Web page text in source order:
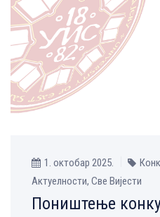
1. октобар 2025.
Aктуелности, Све Вијести
Поништење